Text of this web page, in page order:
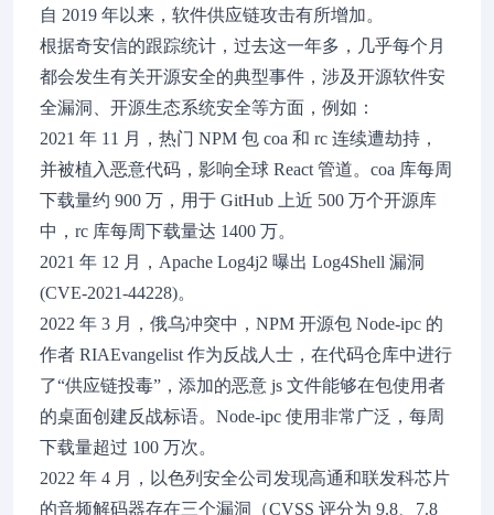
自 2019 年以来，软件供应链攻击有所增加。
根据奇安信的跟踪统计，过去这一年多，几乎每个月
都会发生有关开源安全的典型事件，涉及开源软件安
全漏洞、开源生态系统安全等方面，例如：
2021 年 11 月，热门 NPM 包 coa 和 rc 连续遭劫持，
并被植入恶意代码，影响全球 React 管道。coa 库每周
下载量约 900 万，用于 GitHub 上近 500 万个开源库
中，rc 库每周下载量达 1400 万。
2021 年 12 月，Apache Log4j2 曝出 Log4Shell 漏洞
(CVE-2021-44228)。
2022 年 3 月，俄乌冲突中，NPM 开源包 Node-ipc 的
作者 RIAEvangelist 作为反战人士，在代码仓库中进行
了“供应链投毒”，添加的恶意 js 文件能够在包使用者
的桌面创建反战标语。Node-ipc 使用非常广泛，每周
下载量超过 100 万次。
2022 年 4 月，以色列安全公司发现高通和联发科芯片
的音频解码器存在三个漏洞（CVSS 评分为 9.8、7.8